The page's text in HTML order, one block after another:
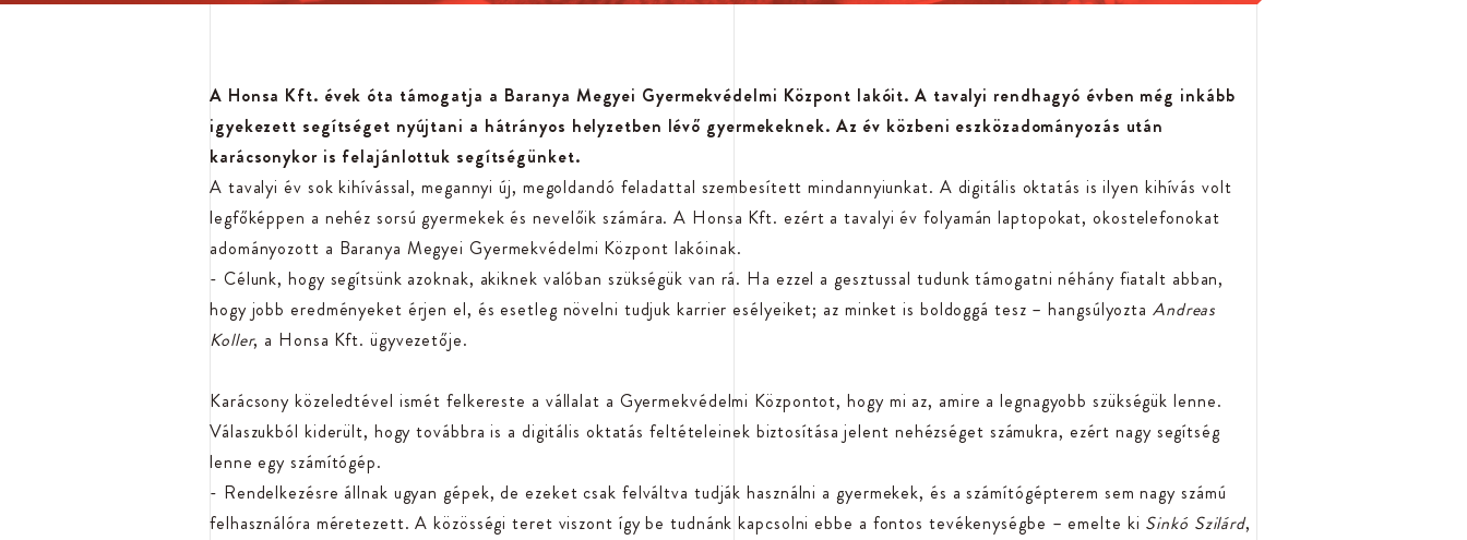
A Honsa Kft. évek óta támogatja a Baranya Megyei Gyermekvédelmi Központ lakóit. A tavalyi rendhagyó évben még inkább
igyekezett segítséget nyújtani a hátrányos helyzetben lévő gyermekeknek. Az év közbeni eszközadományozás után
karácsonykor is felajánlottuk segítségünket.
A tavalyi év sok kihívással, megannyi új, megoldandó feladattal szembesített mindannyiunkat. A digitális oktatás is ilyen kihívás volt
legfőképpen a nehéz sorsú gyermekek és nevelőik számára. A Honsa Kft. ezért a tavalyi év folyamán laptopokat, okostelefonokat
adományozott a Baranya Megyei Gyermekvédelmi Központ lakóinak.
- Célunk, hogy segítsünk azoknak, akiknek valóban szükségük van rá. Ha ezzel a gesztussal tudunk támogatni néhány fiatalt abban,
hogy jobb eredményeket érjen el, és esetleg növelni tudjuk karrier esélyeiket; az minket is boldoggá tesz – hangsúlyozta Andreas
Koller, a Honsa Kft. ügyvezetője.
Karácsony közeledtével ismét felkereste a vállalat a Gyermekvédelmi Központot, hogy mi az, amire a legnagyobb szükségük lenne.
Válaszukból kiderült, hogy továbbra is a digitális oktatás feltételeinek biztosítása jelent nehézséget számukra, ezért nagy segítség
lenne egy számítógép.
- Rendelkezésre állnak ugyan gépek, de ezeket csak felváltva tudják használni a gyermekek, és a számítógépterem sem nagy számú
felhasználóra méretezett. A közösségi teret viszont így be tudnánk kapcsolni ebbe a fontos tevékenységbe – emelte ki Sinkó Szilárd,